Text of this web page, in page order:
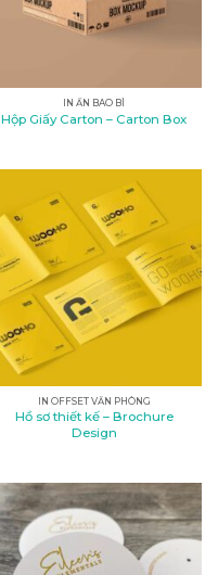
IN ẤN BAO BÌ
Hộp Giấy Carton – Carton Box
IN OFFSET VĂN PHÒNG
Hồ sơ thiết kế – Brochure
Design